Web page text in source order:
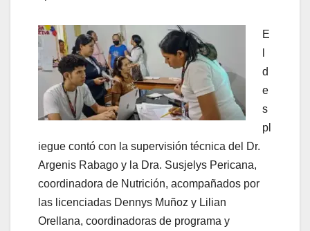
E
d
e
s
pl
iegue contó con la supervisión técnica del Dr.
Argenis Rabago y la Dra. Susjelys Pericana,
coordinadora de Nutrición, acompañados por
las licenciadas Dennys Muñoz y Lilian
Orellana, coordinadoras de programa y